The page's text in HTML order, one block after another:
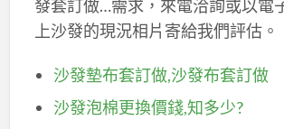
發套訂做…需求，來電洽詢或以電
上沙發的現況相片寄給我們評估。
沙發墊布套訂做,沙發布套訂做
沙發泡棉更換價錢,知多少?